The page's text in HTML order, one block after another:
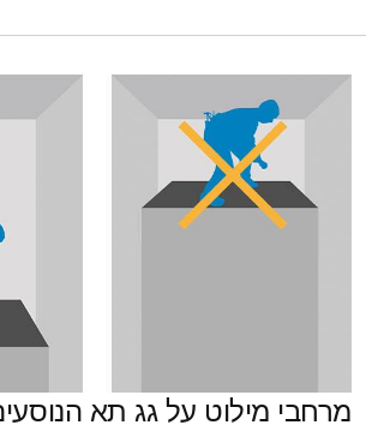
מרחבי מילוט על גג תא